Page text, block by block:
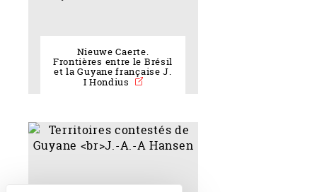
Nieuwe Caerte.
Frontières entre le Brésil
et la Guyane française J.
I Hondius